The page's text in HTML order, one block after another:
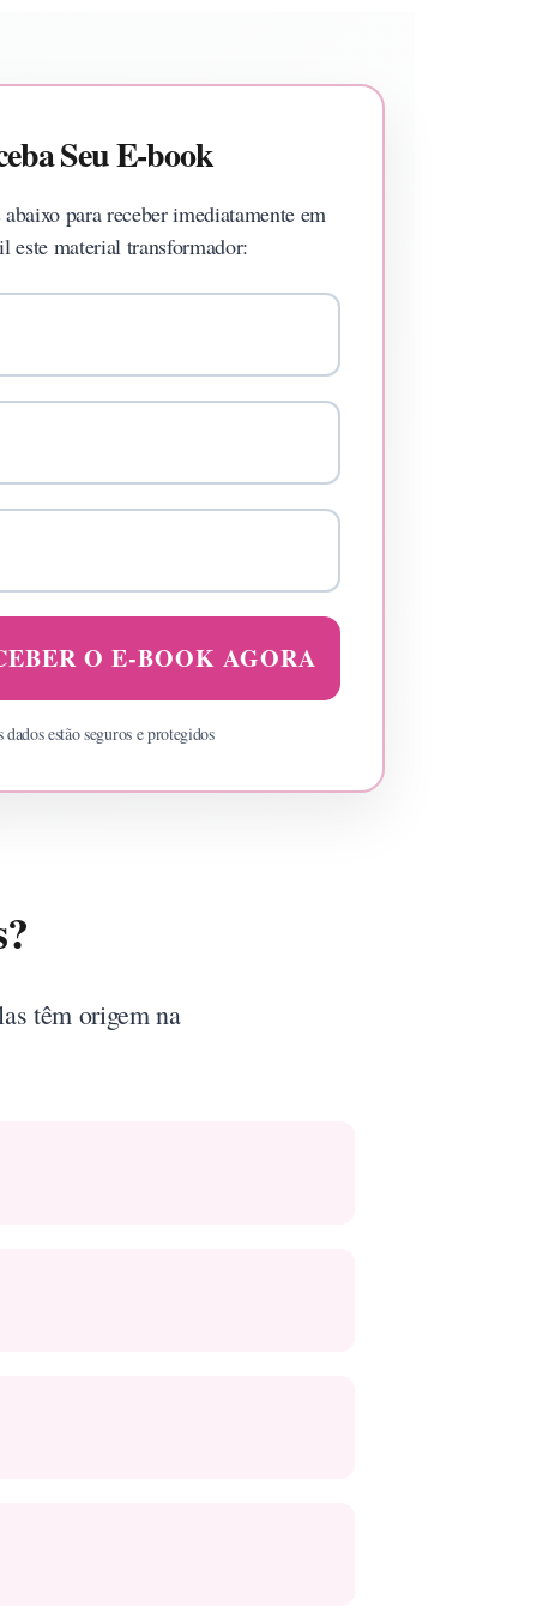
Seu E-book
abaixo para receber imediatamente em
este material transformador:
O E-BOOK AGORA
dados estão seguros e protegidos
têm origem na